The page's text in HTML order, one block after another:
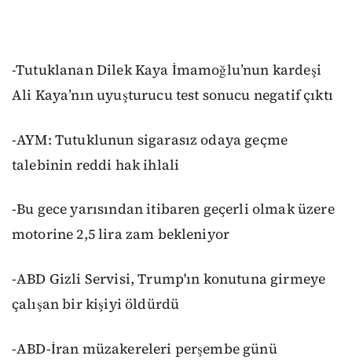
-Tutuklanan Dilek Kaya İmamoğlu’nun kardeşi
Ali Kaya’nın uyuşturucu test sonucu negatif çıktı
-AYM: Tutuklunun sigarasız odaya geçme
talebinin reddi hak ihlali
-Bu gece yarısından itibaren geçerli olmak üzere
motorine 2,5 lira zam bekleniyor
-ABD Gizli Servisi, Trump'ın konutuna girmeye
çalışan bir kişiyi öldürdü
-ABD-İran müzakereleri perşembe günü